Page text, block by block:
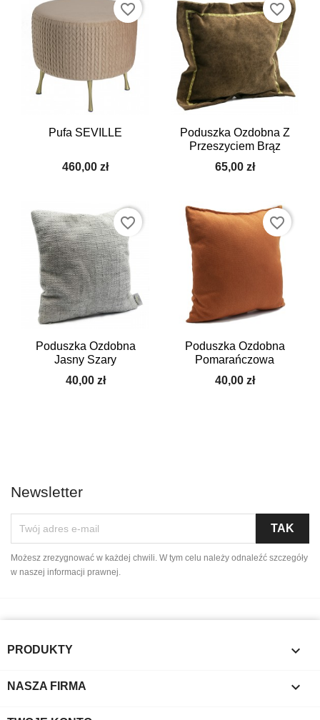
Pufa SEVILLE
460,00 zł
favorite_border
Poduszka Ozdobna Z
Przeszyciem Brąz
65,00 zł
favorite_border
Poduszka Ozdobna
Jasny Szary
40,00 zł
favorite_border
Poduszka Ozdobna
Pomarańczowa
40,00 zł
favorite_border
Newsletter
Możesz zrezygnować w każdej chwili. W tym celu należy odnaleźć szczegóły
w naszej informacji prawnej.
PRODUKTY 
NASZA FIRMA 